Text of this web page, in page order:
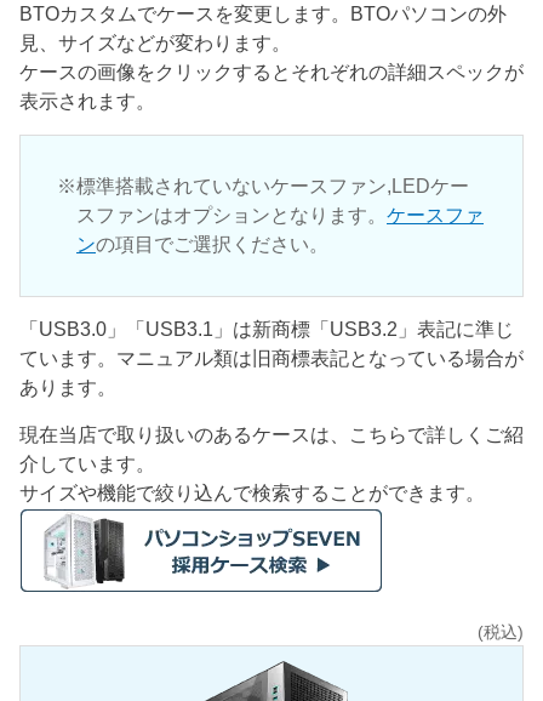
BTOカスタムでケースを変更します。BTOパソコンの外
見、サイズなどが変わります。
ケースの画像をクリックするとそれぞれの詳細スペックが
表示されます。
標準搭載されていないケースファン,LEDケー
スファンはオプションとなります。 ケースファ
ンの項目でご選択ください。
「USB3.0」「USB3.1」は新商標「USB3.2」表記に準じ
ています。マニュアル類は旧商標表記となっている場合が
あります。
現在当店で取り扱いのあるケースは、こちらで詳しくご紹
介しています。
サイズや機能で絞り込んで検索することができます。
(税込)